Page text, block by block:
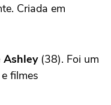
Criada em
Ashley(38). Foi um
filmes